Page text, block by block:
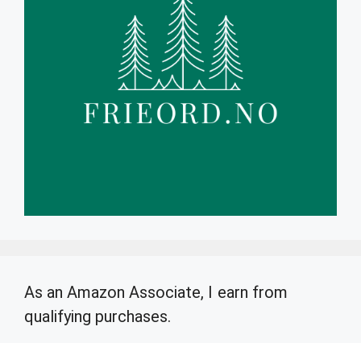
As an Amazon Associate, I earn from
qualifying purchases.